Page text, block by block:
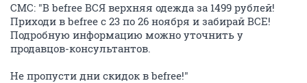
СМС: "В befree ВСЯ верхняя одежда за 1499 рублей!
Приходи в befree с 23 по 26 ноября и забирай ВСЕ!
Подробную информацию можно уточнить у
продавцов-консультантов.
Не пропусти дни скидок в befree!"